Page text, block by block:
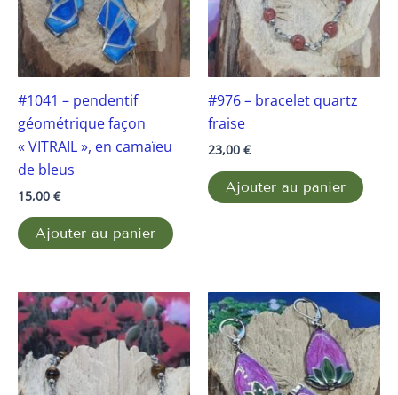
#1041 – pendentif
géométrique façon
« VITRAIL », en camaïeu
de bleus
15,00 €
Ajouter au panier
#976 – bracelet quartz
fraise
23,00 €
Ajouter au panier